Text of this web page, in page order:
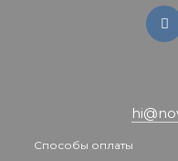
Способы оплаты